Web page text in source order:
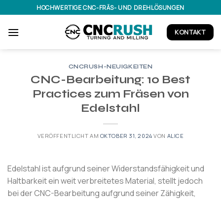
Inhalt
springen
HOCHWERTIGE CNC-FRÄS- UND DREHLÖSUNGEN
KONTAKT
CNCRUSH-NEUIGKEITEN
CNC-Bearbeitung: 10 Best
Practices zum Fräsen von
Edelstahl
VERÖFFENTLICHT AM OKTOBER 31, 2024 VON ALICE
Edelstahl ist aufgrund seiner Widerstandsfähigkeit und
Haltbarkeit ein weit verbreitetes Material, stellt jedoch
bei der CNC-Bearbeitung aufgrund seiner Zähigkeit,